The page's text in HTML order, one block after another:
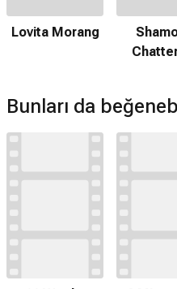
Lovita Morang
Bunları da